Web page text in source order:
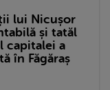
lui Nicușor
și tatăl
capitalei a
în Făgăraș